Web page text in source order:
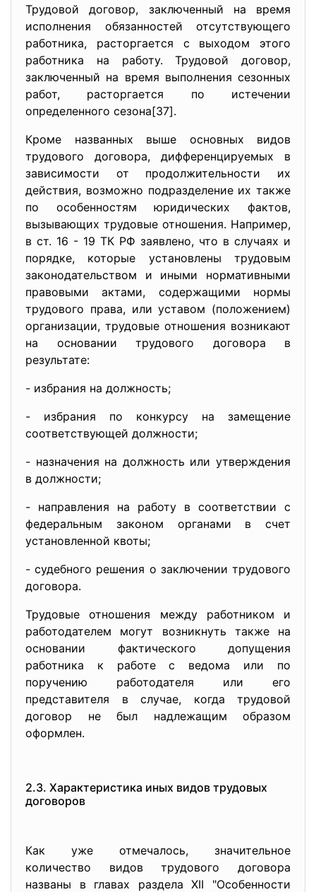
Трудовой договор, заключенный на время
исполнения обязанностей отсутствующего
работника, расторгается с выходом этого
работника на работу. Трудовой договор,
заключенный на время выполнения сезонных
работ, расторгается по истечении
определенного сезона[37].
Кроме названных выше основных видов
трудового договора, дифференцируемых в
зависимости от продолжительности их
действия, возможно подразделение их также
по особенностям юридических фактов,
вызывающих трудовые отношения. Например,
в ст. 16 - 19 ТК РФ заявлено, что в случаях и
порядке, которые установлены трудовым
законодательством и иными нормативными
правовыми актами, содержащими нормы
трудового права, или уставом (положением)
организации, трудовые отношения возникают
на основании трудового договора в
результате:
- избрания на должность;
- избрания по конкурсу на замещение
соответствующей должности;
- назначения на должность или утверждения
в должности;
- направления на работу в соответствии с
федеральным законом органами в счет
установленной квоты;
- судебного решения о заключении трудового
договора.
Трудовые отношения между работником и
работодателем могут возникнуть также на
основании фактического допущения
работника к работе с ведома или по
поручению работодателя или его
представителя в случае, когда трудовой
договор не был надлежащим образом
оформлен.
2.3. Характеристика иных видов трудовых
договоров
Как уже отмечалось, значительное
количество видов трудового договора
названы в главах раздела XII "Особенности